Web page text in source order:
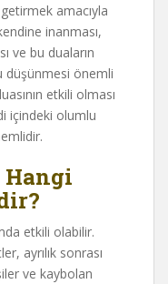
amacıyla
inanması,
ve bu duaların
düşünmesi önemli
etkili olması
içindeki olumlu
Hangi
etkili olabilir.
ayrılık sonrası
ve kaybolan